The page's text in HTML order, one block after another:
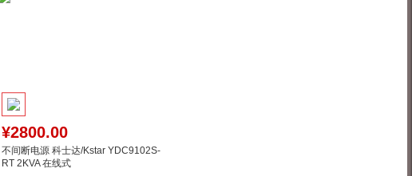
¥2800.00
不间断电源 科士达/Kstar YDC9102S-
RT 2KVA 在线式